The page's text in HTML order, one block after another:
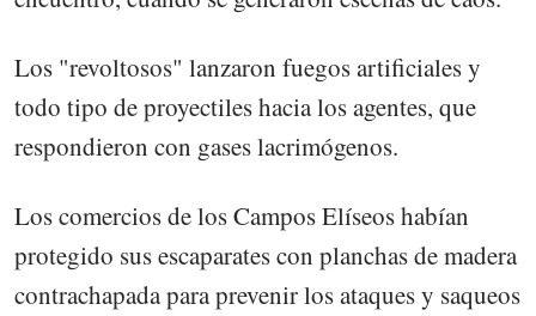
Los "revoltosos" lanzaron fuegos artificiales y
todo tipo de proyectiles hacia los agentes, que
respondieron con gases lacrimógenos.
Los comercios de los Campos Elíseos habían
protegido sus escaparates con planchas de madera
contrachapada para prevenir los ataques y saqueos